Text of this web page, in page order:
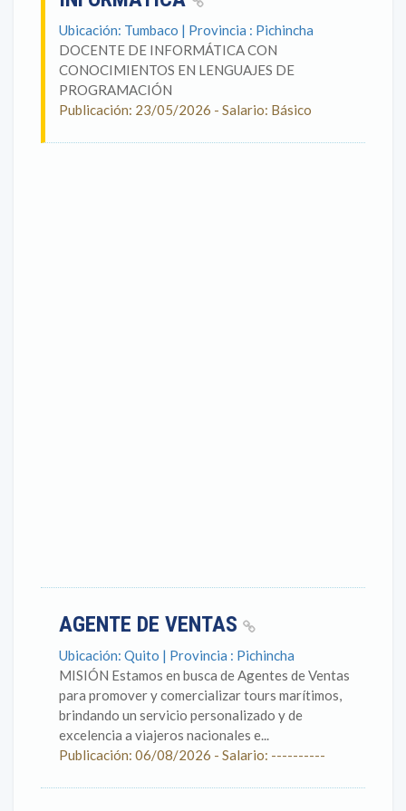
Ubicación: Tumbaco | Provincia : Pichincha
DOCENTE DE INFORMÁTICA CON
CONOCIMIENTOS EN LENGUAJES DE
PROGRAMACIÓN
Publicación: 23/05/2026 - Salario: Básico
AGENTE DE VENTAS
Ubicación: Quito | Provincia : Pichincha
MISIÓN Estamos en busca de Agentes de Ventas
para promover y comercializar tours marítimos,
brindando un servicio personalizado y de
excelencia a viajeros nacionales e...
Publicación: 06/08/2026 - Salario: ----------